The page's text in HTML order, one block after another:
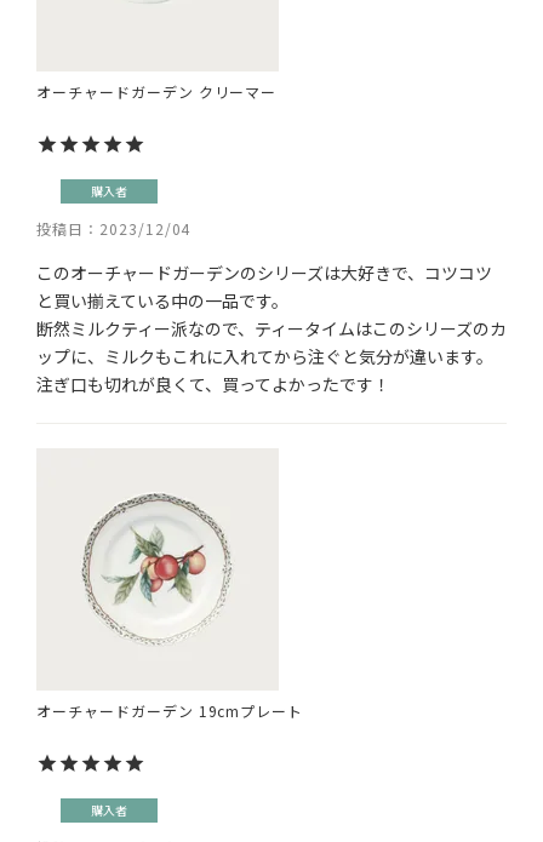
オーチャードガーデン クリーマー
購入者
投稿日 2023/12/04
このオーチャードガーデンのシリーズは大好きで、コツコツ
と買い揃えている中の一品です。
断然ミルクティー派なので、ティータイムはこのシリーズのカ
ップに、ミルクもこれに入れてから注ぐと気分が違います。
注ぎ口も切れが良くて、買ってよかったです！
オーチャードガーデン 19cmプレート
購入者